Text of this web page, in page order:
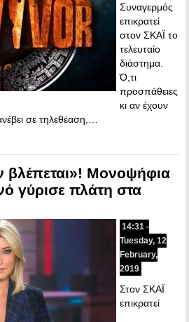
Συναγερμός
επικρατεί
στον ΣΚΑΪ το
τελευταίο
διάστημα.
Ό,τι
προσπάθειες
κι αν έχουν
σε τηλεθέαση,…
βλέπεται»! Μονοψήφια
γύρισε πλάτη στα
14:31 -
Tuesday, 12
February,
2019
Στον ΣΚΑΪ
επικρατεί